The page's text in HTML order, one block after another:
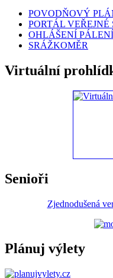
POVODŇOVÝ
PORTÁL VEŘEJNÉ
OHLÁŠENÍ PÁLENÍ
SRÁŽKOMĚR
Virtuální
Senioři
Zjednodušená
Plánuj výlety